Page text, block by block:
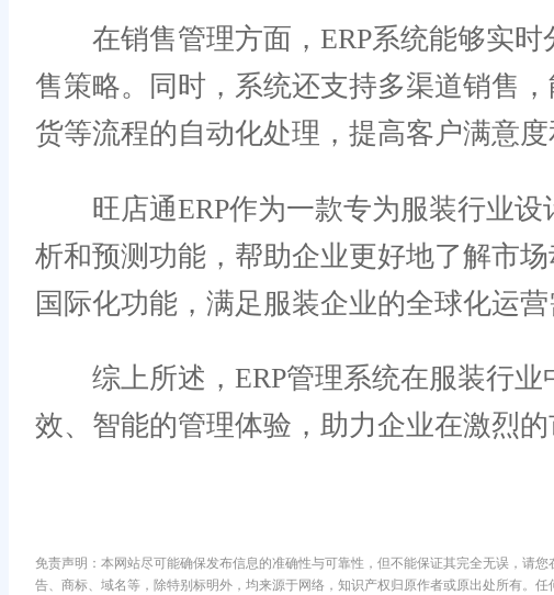
在销售管理方面，ERP系统能够实时
售策略。同时，系统还支持多渠道销售
货等流程的自动化处理，提高客户满意度
旺店通ERP作为一款专为服装行业设
析和预测功能，帮助企业更好地了解市
国际化功能，满足服装企业的全球化运营
综上所述，ERP管理系统在服装行业
效、智能的管理体验，助力企业在激烈的
免责声明：本网站尽可能确保发布信息的准确性与可靠性，但不能保证其完全无误，请
告、商标、域名等，除特别标明外，均来源于网络，知识产权归原作者或原出处所有。